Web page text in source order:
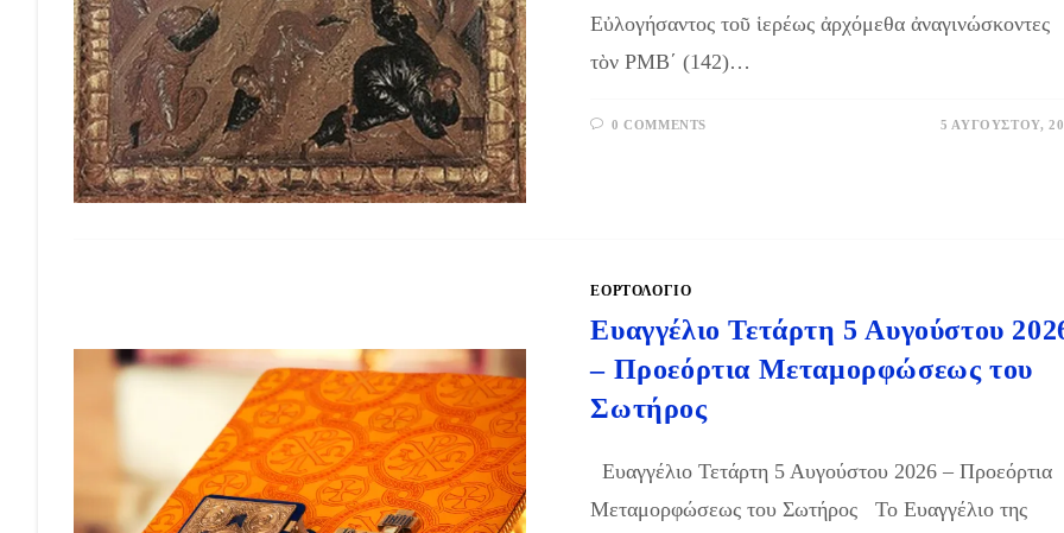
Εὐλογήσαντος τοῦ ἱερέως ἀρχόμεθα ἀναγινώσκοντες
τὸν ΡΜΒ΄ (142)…
0 COMMENTS 5 ΑΥΓΟΎΣΤΟΥ,
ΕΟΡΤΟΛΟΓΙΟ
Ευαγγέλιο Τετάρτη 5 Αυγούστου
– Προεόρτια Μεταμορφώσεως του
Σωτήρος
Ευαγγέλιο Τετάρτη 5 Αυγούστου 2026 – Προεόρτια
Μεταμορφώσεως του Σωτήρος Το Ευαγγέλιο της